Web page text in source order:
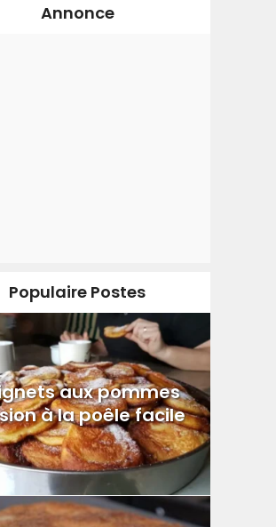
Annonce
Populaire Postes
aux pommes
à la poêle facile